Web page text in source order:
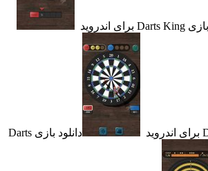
دانلود بازی Darts